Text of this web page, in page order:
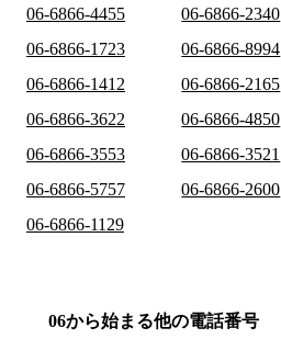
06-6866-4455
06-6866-2340
06-6866-1723
06-6866-8994
06-6866-1412
06-6866-2165
06-6866-3622
06-6866-4850
06-6866-3553
06-6866-3521
06-6866-5757
06-6866-2600
06-6866-1129
06から始まる他の電話番号